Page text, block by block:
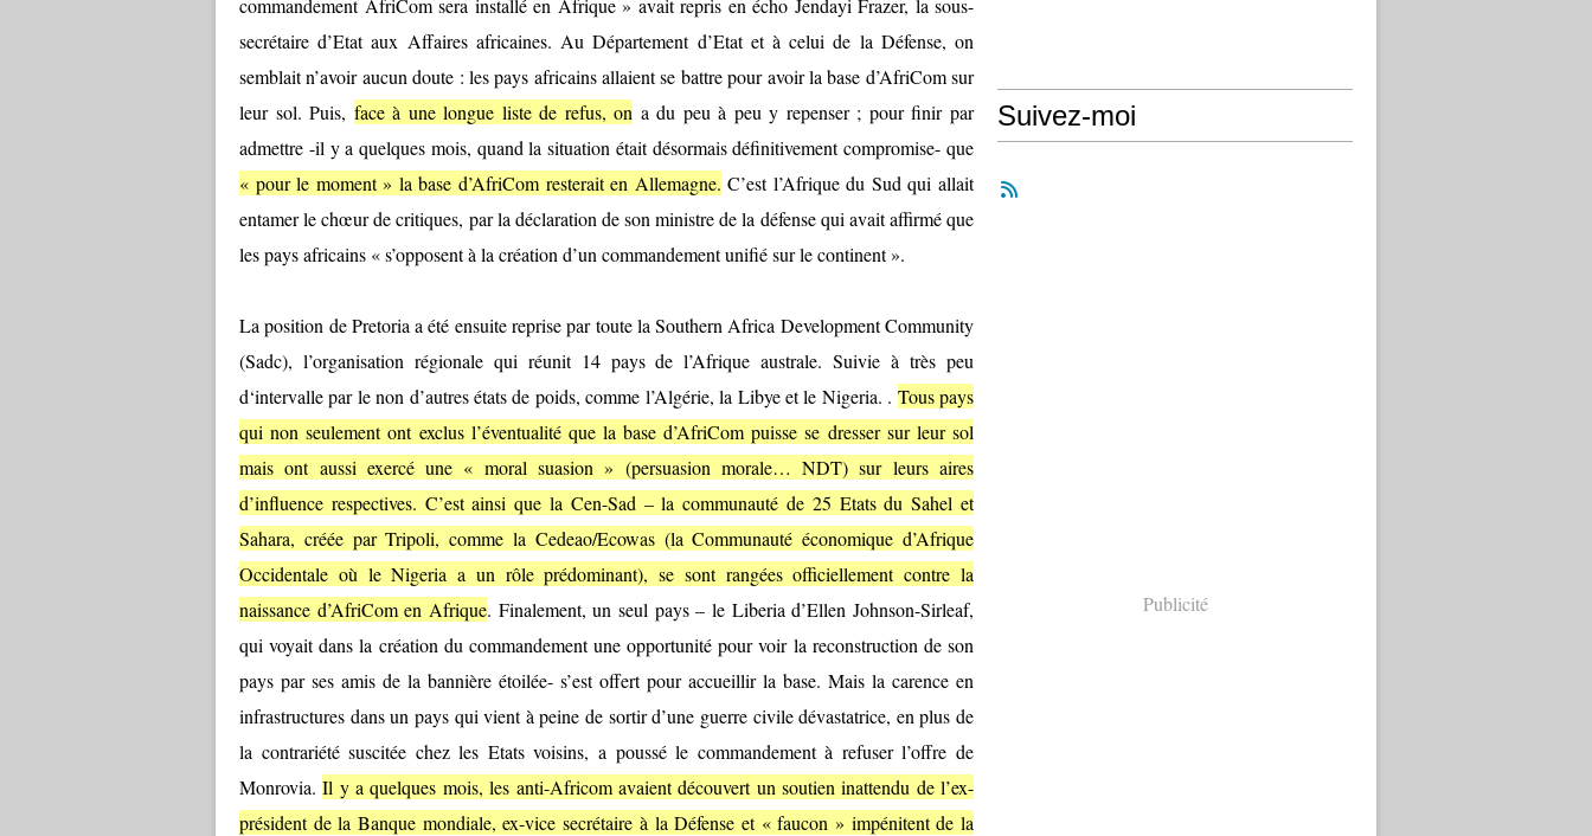
commandement AfriCom sera installé en Afrique » avait repris en écho Jendayi Frazer, la sous-
secrétaire d’Etat aux Affaires africaines. Au Département d’Etat et à celui de la Défense, on
semblait n’avoir aucun doute : les pays africains allaient se battre pour avoir la base d’AfriCom sur
leur sol. Puis, face à une longue liste de refus, on a du peu à peu y repenser ; pour finir par
admettre -il y a quelques mois, quand la situation était désormais définitivement compromise- que
« pour le moment » la base d’AfriCom resterait en Allemagne. C’est l’Afrique du Sud qui allait
entamer le chœur de critiques, par la déclaration de son ministre de la défense qui avait affirmé que
les pays africains « s’opposent à la création d’un commandement unifié sur le continent ».
La position de Pretoria a été ensuite reprise par toute la Southern Africa Development Community
(Sadc), l’organisation régionale qui réunit 14 pays de l’Afrique australe. Suivie à très peu
d‘intervalle par le non d’autres états de poids, comme l’Algérie, la Libye et le Nigeria. . Tous pays
qui non seulement ont exclus l’éventualité que la base d’AfriCom puisse se dresser sur leur sol
mais ont aussi exercé une « moral suasion » (persuasion morale… NDT) sur leurs aires
d’influence respectives. C’est ainsi que la Cen-Sad – la communauté de 25 Etats du Sahel et
Sahara, créée par Tripoli, comme la Cedeao/Ecowas (la Communauté économique d’Afrique
Occidentale où le Nigeria a un rôle prédominant), se sont rangées officiellement contre la
naissance d’AfriCom en Afrique. Finalement, un seul pays – le Liberia d’Ellen Johnson-Sirleaf,
qui voyait dans la création du commandement une opportunité pour voir la reconstruction de son
pays par ses amis de la bannière étoilée- s’est offert pour accueillir la base. Mais la carence en
infrastructures dans un pays qui vient à peine de sortir d’une guerre civile dévastatrice, en plus de
la contrariété suscitée chez les Etats voisins, a poussé le commandement à refuser l’offre de
Monrovia.Il y a quelques mois, les anti-Africom avaient découvert un soutien inattendu de l’ex-
président de la Banque mondiale, ex-vice secrétaire à la Défense et « faucon » impénitent de la
Suivez-moi
Publicité